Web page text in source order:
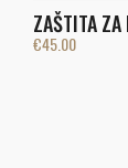
ZAŠTITA ZA
€45.00